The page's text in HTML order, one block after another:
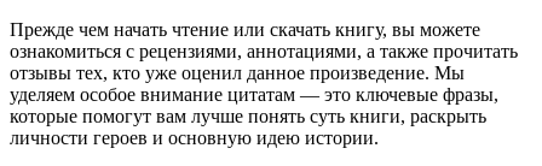
Прежде чем начать чтение или скачать книгу, вы можете
ознакомиться с рецензиями, аннотациями, а также прочитать
отзывы тех, кто уже оценил данное произведение. Мы
уделяем особое внимание цитатам — это ключевые фразы,
которые помогут вам лучше понять суть книги, раскрыть
личности героев и основную идею истории.